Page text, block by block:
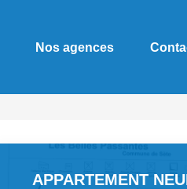
Nos agences
APPARTEMENT